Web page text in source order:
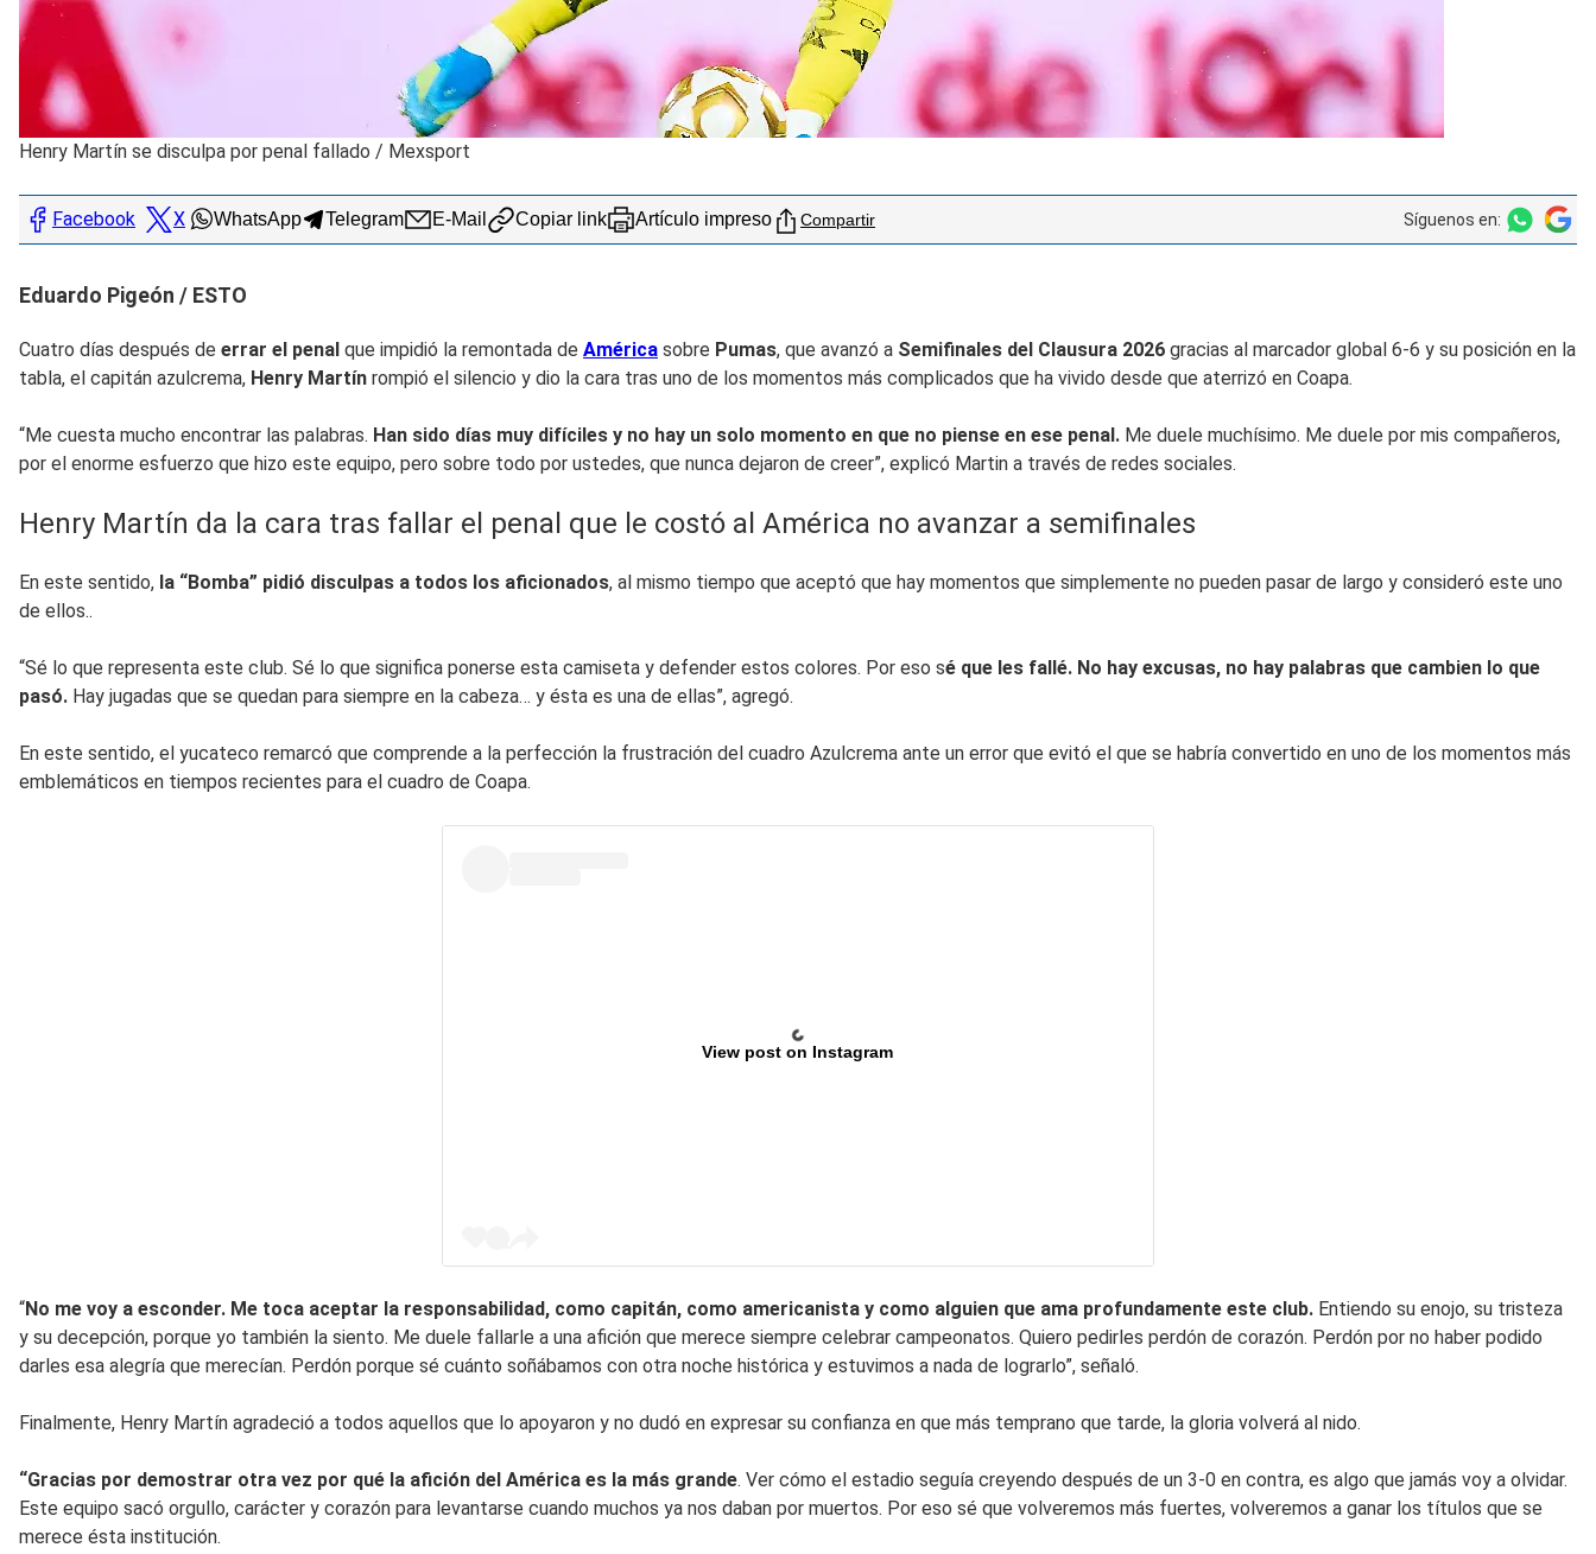
Henry Martín se disculpa por penal fallado / Mexsport
Facebook X WhatsApp Telegram E-Mail Copiar link Artículo impreso Compartir Síguenos en:
Eduardo Pigeón / ESTO
Cuatro días después de errar el penal que impidió la remontada de América sobre Pumas, que avanzó a Semifinales del Clausura 2026 gracias al marcador global 6-6 y su posición en la
tabla, el capitán azulcrema, Henry Martín rompió el silencio y dio la cara tras uno de los momentos más complicados que ha vivido desde que aterrizó en Coapa.
“Me cuesta mucho encontrar las palabras. Han sido días muy difíciles y no hay un solo momento en que no piense en ese penal. Me duele muchísimo. Me duele por mis compañeros,
por el enorme esfuerzo que hizo este equipo, pero sobre todo por ustedes, que nunca dejaron de creer”, explicó Martin a través de redes sociales.
Henry Martín da la cara tras fallar el penal que le costó al América no avanzar a semifinales
En este sentido, la “Bomba” pidió disculpas a todos los aficionados, al mismo tiempo que aceptó que hay momentos que simplemente no pueden pasar de largo y consideró este uno
de ellos..
“Sé lo que representa este club. Sé lo que significa ponerse esta camiseta y defender estos colores. Por eso sé que les fallé. No hay excusas, no hay palabras que cambien lo que
pasó. Hay jugadas que se quedan para siempre en la cabeza… y ésta es una de ellas”, agregó.
En este sentido, el yucateco remarcó que comprende a la perfección la frustración del cuadro Azulcrema ante un error que evitó el que se habría convertido en uno de los momentos más
emblemáticos en tiempos recientes para el cuadro de Coapa.
View post on Instagram
“No me voy a esconder. Me toca aceptar la responsabilidad, como capitán, como americanista y como alguien que ama profundamente este club. Entiendo su enojo, su tristeza
y su decepción, porque yo también la siento. Me duele fallarle a una afición que merece siempre celebrar campeonatos. Quiero pedirles perdón de corazón. Perdón por no haber podido
darles esa alegría que merecían. Perdón porque sé cuánto soñábamos con otra noche histórica y estuvimos a nada de lograrlo”, señaló.
Finalmente, Henry Martín agradeció a todos aquellos que lo apoyaron y no dudó en expresar su confianza en que más temprano que tarde, la gloria volverá al nido.
“Gracias por demostrar otra vez por qué la afición del América es la más grande. Ver cómo el estadio seguía creyendo después de un 3-0 en contra, es algo que jamás voy a olvidar.
Este equipo sacó orgullo, carácter y corazón para levantarse cuando muchos ya nos daban por muertos. Por eso sé que volveremos más fuertes, volveremos a ganar los títulos que se
merece ésta institución.